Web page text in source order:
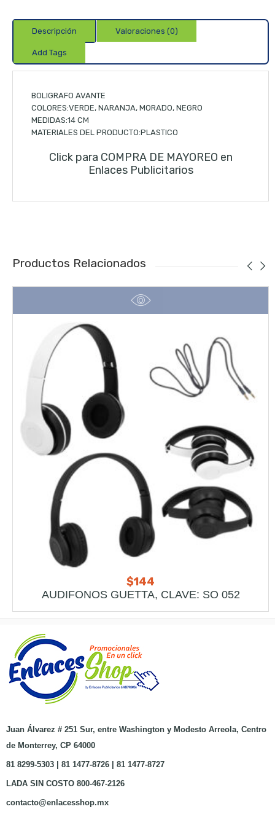
Descripción Valoraciones (0)
Add Tags
BOLIGRAFO AVANTE
COLORES:VERDE, NARANJA, MORADO, NEGRO
MEDIDAS:14 CM
MATERIALES DEL PRODUCTO:PLASTICO
Click para COMPRA DE MAYOREO en
Enlaces Publicitarios
Productos Relacionados
$144
AUDIFONOS GUETTA, CLAVE: SO 052
Juan Álvarez # 251 Sur, entre Washington y Modesto Arreola, Centro
de Monterrey, CP 64000
81 8299-5303 | 81 1477-8726 | 81 1477-8727
LADA SIN COSTO 800-467-2126
contacto@enlacesshop.mx